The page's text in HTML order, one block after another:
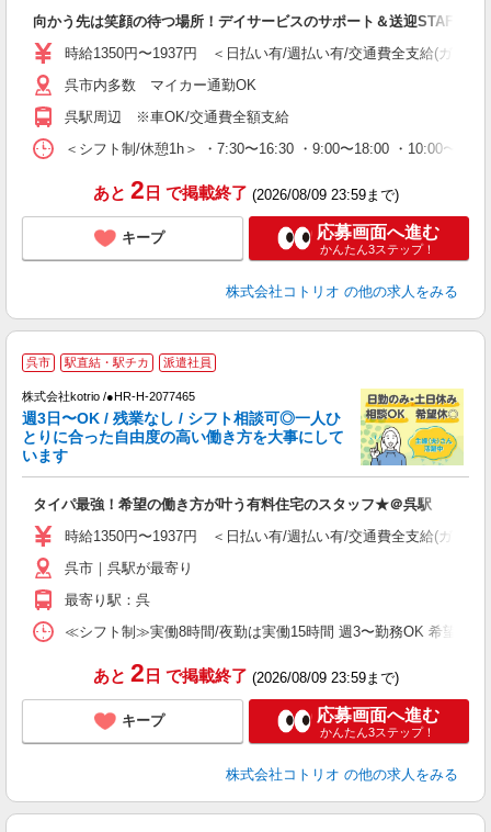
向かう先は笑顔の待つ場所！デイサービスのサポート＆送迎STAFF
時給1350円〜1937円 ＜日払い有/週払い有/交通費全支給(ガソリ
呉市内多数 マイカー通勤OK
呉駅周辺 ※車OK/交通費全額支給
＜シフト制/休憩1h＞ ・7:30〜16:30 ・9:00〜18:00 ・10:00〜
あと 2 日 で掲載終了 (2026/08/09 23:59まで)
キープ 応募画面へ進む
かんたん3ステップ！
株式会社コトリオ の他の求人をみる
呉市 駅直結・駅チカ 派遣社員
株式会社kotrio /●HR-H-2077465
週3日〜OK / 残業なし / シフト相談可◎一人ひ
とりに合った自由度の高い働き方を大事にして
います
タイパ最強！希望の働き方が叶う有料住宅のスタッフ★＠呉駅
時給1350円〜1937円 ＜日払い有/週払い有/交通費全支給(ガソリ
呉市｜呉駅が最寄り
最寄り駅：呉
≪シフト制≫実働8時間/夜勤は実働15時間 週3〜勤務OK 希望シ
あと 2 日 で掲載終了 (2026/08/09 23:59まで)
キープ 応募画面へ進む
かんたん3ステップ！
株式会社コトリオ の他の求人をみる